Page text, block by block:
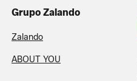
Grupo Zalando
Zalando
ABOUT YOU